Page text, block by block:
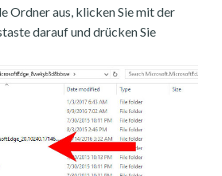
Ordner aus, klicken Sie mit der
darauf und drücken Sie